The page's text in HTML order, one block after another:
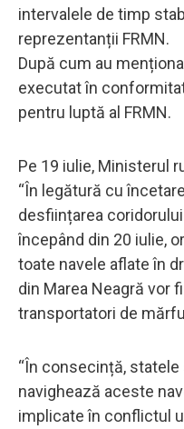
intervalele de timp
reprezentanții FRMN.
După cum au
executat în
pentru luptă al FRMN.
Pe 19 iulie, Ministerul
“În legătură cu
desființarea
începând din 20 iulie,
toate navele aflate în
din Marea Neagră vor
transportatori de
“În consecință,
navighează aceste
implicate în conflictul